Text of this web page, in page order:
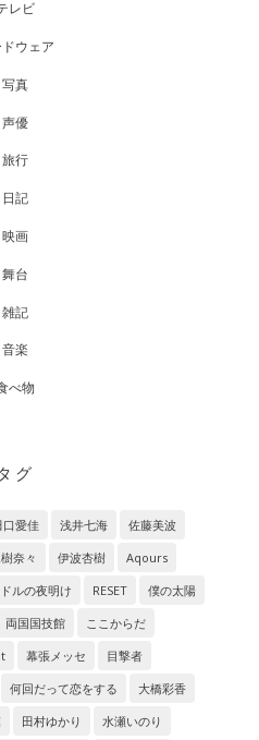
レビ
ウェア
写真
声優
旅行
日記
映画
舞台
雑記
音楽
べ物
グ
口愛佳 浅井七海
佐藤美波
奈々 伊波杏樹
Aqours
ルの夜明け RESET
僕の太陽
両国国技館
ここからだ
幕張メッセ
目撃者
何回だって恋をする
大橋彩香
田村ゆかり
水瀬いのり